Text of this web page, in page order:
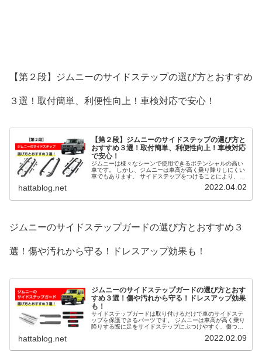
【第２段】ジムニーのサイドステップの選び方とおすすめ
３選！取付簡単、利便性向上！車検対応で安心！
【第２段】ジムニーのサイドステップの選び方と
おすすめ３選！取付簡単、利便性向上！車検対応
で安心！
ジムニーは様々なシーンで使用できるポテンシャルの高い
車です。 しかし、ジムニーは車高が高く乗り降りしにくい
車でもあります。 サイドステップをつけることにより、乗
観へドレスアップ効果も期待できます。 そこで、ジムニー
hattablog.net 2022.04.02
ジムニーのサイドステップガードの選び方とおすすめ３
選！傷や汚れから守る！ドレスアップ効果も！
ジムニーのサイドステップガードの選び方とおす
すめ３選！傷や汚れから守る！ドレスアップ効果
も！
サイドステップガードは取り付けるだけで車のサイドステ
ップを保護できるパーツです。 ジムニーは車高が高く乗り
降りする際に足をサイドステップにぶつけやすく、傷つけ
レスアップ効果も期待できます。 そこで、ジムニーのサイ
hattablog.net 2022.02.09